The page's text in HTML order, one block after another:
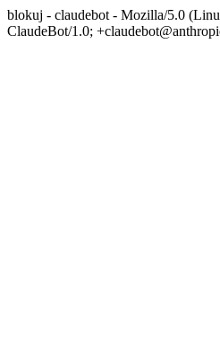
blokuj - claudebot - Mozilla/5.0
ClaudeBot/1.0;